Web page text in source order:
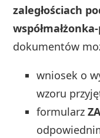
zaległościach
dokumentów
wniosek o
wzoru
formularz